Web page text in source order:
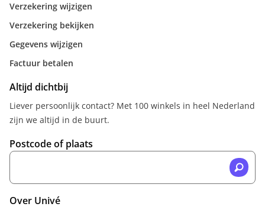
Verzekering wijzigen
Verzekering bekijken
Gegevens wijzigen
Factuur betalen
Altijd dichtbij
Liever persoonlijk contact? Met 100 winkels in heel Nederland
zijn we altijd in de buurt.
Postcode of plaats
Over Univé